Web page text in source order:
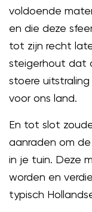
voldoende
en die deze
tot zijn recht
steigerhout dat
stoere
voor ons land.
En tot slot
aanraden om
in je tuin. Deze
worden en
typisch